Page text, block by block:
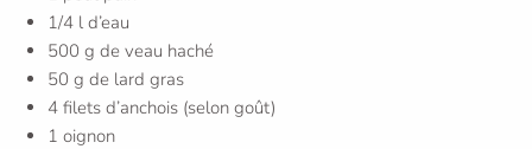
1/4 l d’eau
500 g de veau haché
50 g de lard gras
4 filets d’anchois (selon goût)
1 oignon